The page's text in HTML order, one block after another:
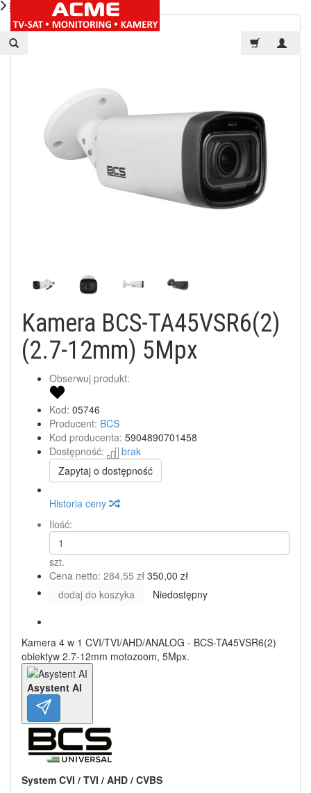
Kamera BCS-TA45VSR6(2)
(2.7-12mm) 5Mpx
Obserwuj produkt:
Kod: 05746
Producent: BCS
Kod producenta: 5904890701458
Dostępność:
brak
Zapytaj o dostępność
Historia ceny
Ilość:
szt.
Cena netto: 284,55 zł 350,00 zł
dodaj do koszyka
Niedostępny
Kamera 4 w 1 CVI/TVI/AHD/ANALOG - BCS-TA45VSR6(2)
obiektyw 2.7-12mm motozoom, 5Mpx.
Asystent AI
System CVI / TVI / AHD / CVBS